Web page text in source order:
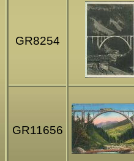
GR8254
GR11656